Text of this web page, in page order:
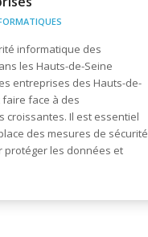
informatique des
les Hauts-de-Seine
entreprises des Hauts-de-
face à des
croissantes. Il est essentiel
des mesures de sécurité
protéger les données et